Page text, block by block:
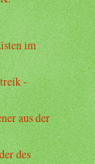
im
-
aus der
des